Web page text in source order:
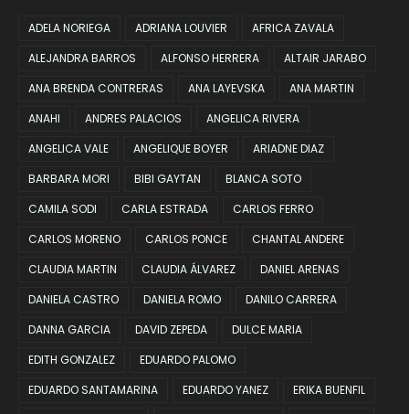
ADELA NORIEGA ADRIANA LOUVIER
AFRICA ZAVALA
ALEJANDRA BARROS
ALFONSO HERRERA
ALTAIR JARABO
ANA BRENDA CONTRERAS
ANA LAYEVSKA
ANA MARTIN
ANAHI
ANDRES PALACIOS
ANGELICA RIVERA
ANGELICA VALE
ANGELIQUE BOYER
ARIADNE DIAZ
BARBARA MORI
BIBI GAYTAN
BLANCA SOTO
CAMILA SODI
CARLA ESTRADA
CARLOS FERRO
CARLOS MORENO
CARLOS PONCE
CHANTAL ANDERE
CLAUDIA MARTIN
CLAUDIA ÁLVAREZ
DANIEL ARENAS
DANIELA CASTRO
DANIELA ROMO
DANILO CARRERA
DANNA GARCIA
DAVID ZEPEDA
DULCE MARIA
EDITH GONZALEZ
EDUARDO PALOMO
EDUARDO SANTAMARINA
EDUARDO YANEZ
ERIKA BUENFIL